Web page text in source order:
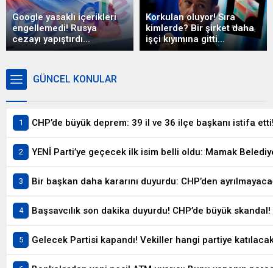
Google yasaklı içerikleri
engellemedi! Rusya
cezayı yapıştırdı…
Korkulan oluyor! Sıra
kimlerde? Bir şirket daha
işçi kıyımına gitti…
GÜNCEL KONULAR
CHP’de büyük deprem: 39 il ve 36 ilçe başkanı istifa
YENİ Parti’ye geçecek ilk isim belli oldu: Mamak
Bir başkan daha kararını duyurdu: CHP’den
Gelecek Partisi kapandı! Vekiller hangi partiye